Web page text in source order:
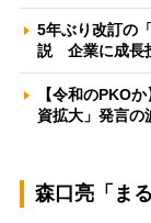
5年ぶり改訂の
説 企業に成長
【令和のPKO
資拡大」発言
森口亮「ま